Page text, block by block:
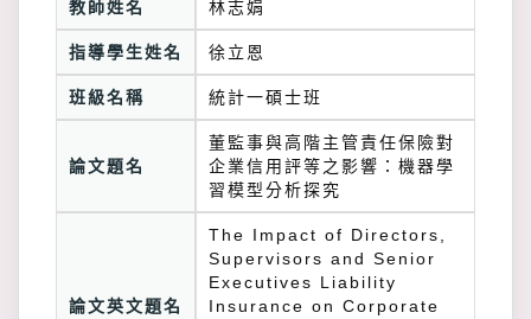
教師姓名 林志娟
指導學生姓名 徐立恩
班級名稱 統計一碩士班
論文題名
董監事與高階主管責任保險對
企業信用評等之影響：機器學
習模型分析探究
論文英文題名
The Impact of Directors,
Supervisors and Senior
Executives Liability
Insurance on Corporate